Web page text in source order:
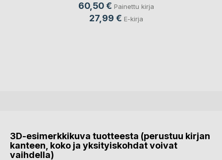
60,50 € Painettu kirja
27,99 € E-kirja
3D-esimerkkikuva tuotteesta (perustuu kirjan
kanteen, koko ja yksityiskohdat voivat
vaihdella)